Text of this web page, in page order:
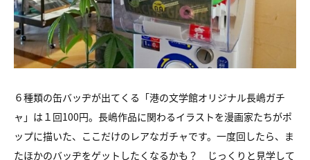
６種類の缶バッヂが出てくる「港の文学館オリジナル長嶋ガチ
ャ」は１回100円。長嶋作品に関わるイラストを漫画家たちがポ
ップに描いた、ここだけのレアなガチャです。一度回したら、ま
たほかのバッヂをゲットしたくなるかも？ じっくりと見学して